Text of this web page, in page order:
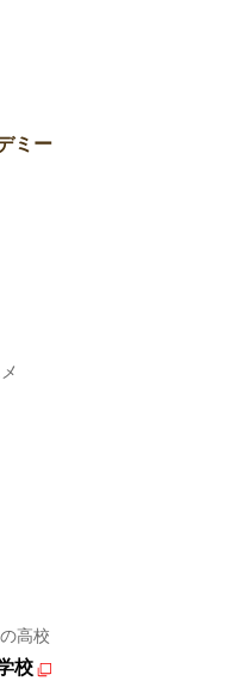
ミー
高校
校